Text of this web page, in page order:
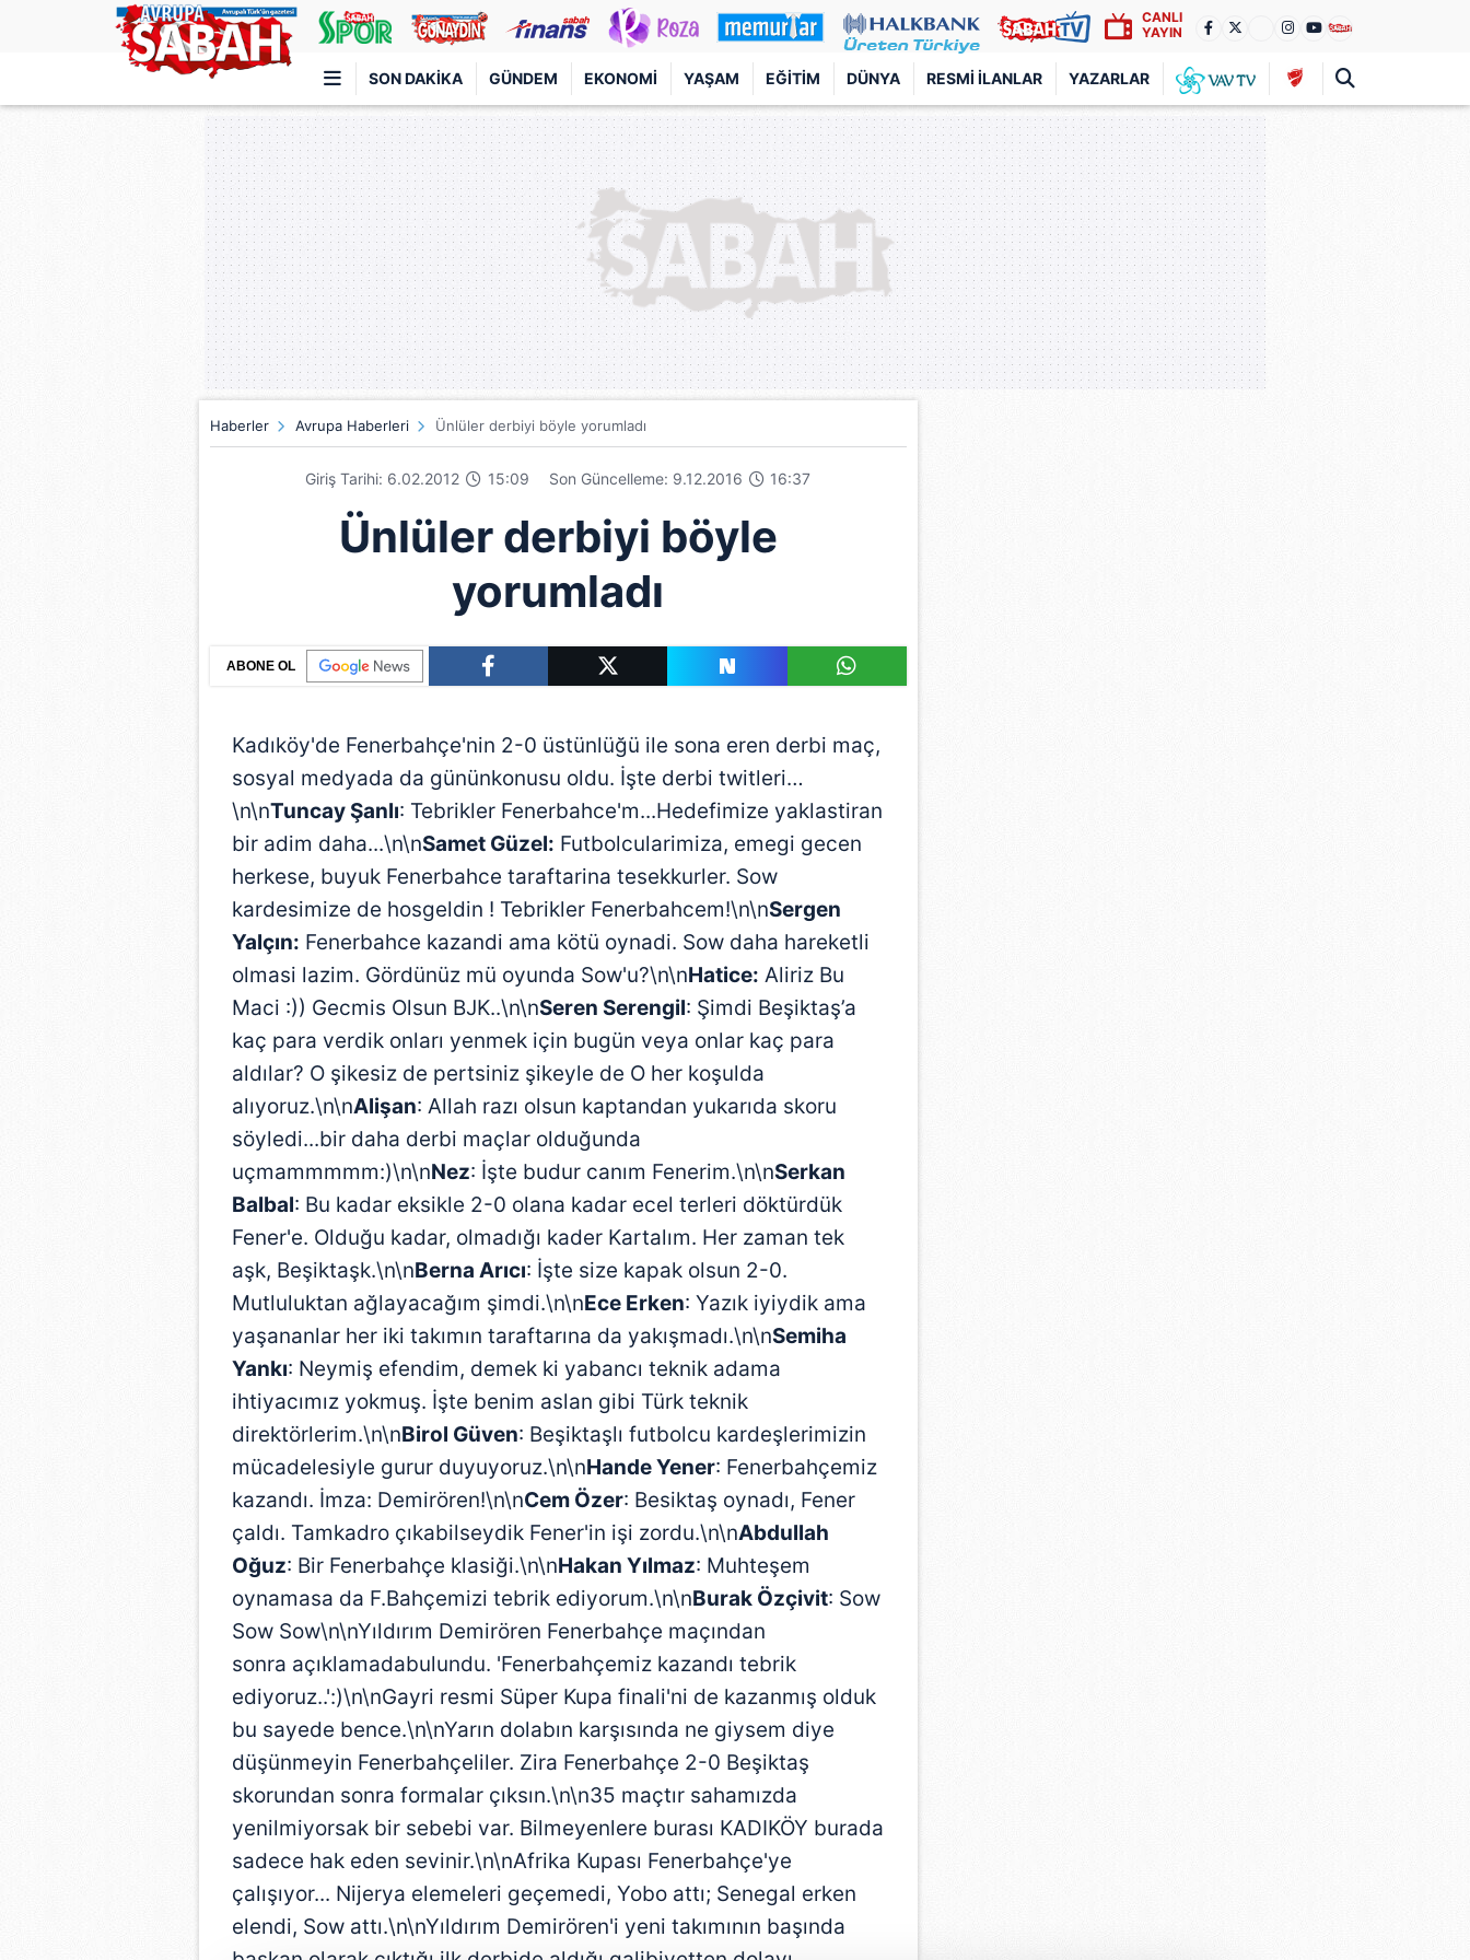
CANLI
YAYIN
SON DAKIKA GÜNDEM EKONOMI YAŞAM EĞITIM DÜNYA RESMI İLANLAR YAZARLAR
Türkiye'nin en iyi haber sitesi
Haberler Avrupa Haberleri Ünlüler derbiyi böyle yorumladı
Giriş Tarihi: 6.02.2012 15:09 Son Güncelleme: 9.12.2016 16:37
Ünlüler derbiyi böyle
yorumladı
ABONE OL
Kadıköy'de Fenerbahçe'nin 2-0 üstünlüğü ile sona eren derbi maç,
sosyal medyada da gününkonusu oldu. İşte derbi twitleri…
\n\nTuncay Şanlı: Tebrikler Fenerbahce'm...Hedefimize yaklastiran
bir adim daha...\n\nSamet Güzel: Futbolcularimiza, emegi gecen
herkese, buyuk Fenerbahce taraftarina tesekkurler. Sow
kardesimize de hosgeldin ! Tebrikler Fenerbahcem!\n\nSergen
Yalçın: Fenerbahce kazandi ama kötü oynadi. Sow daha hareketli
olmasi lazim. Gördünüz mü oyunda Sow'u?\n\nHatice: Aliriz Bu
Maci :)) Gecmis Olsun BJK..\n\nSeren Serengil: Şimdi Beşiktaş’a
kaç para verdik onları yenmek için bugün veya onlar kaç para
aldılar? O şikesiz de pertsiniz şikeyle de O her koşulda
alıyoruz.\n\nAlişan: Allah razı olsun kaptandan yukarıda skoru
söyledi...bir daha derbi maçlar olduğunda
uçmammmmm:)\n\nNez: İşte budur canım Fenerim.\n\nSerkan
Balbal: Bu kadar eksikle 2-0 olana kadar ecel terleri döktürdük
Fener'e. Olduğu kadar, olmadığı kader Kartalım. Her zaman tek
aşk, Beşiktaşk.\n\nBerna Arıcı: İşte size kapak olsun 2-0.
Mutluluktan ağlayacağım şimdi.\n\nEce Erken: Yazık iyiydik ama
yaşananlar her iki takımın taraftarına da yakışmadı.\n\nSemiha
Yankı: Neymiş efendim, demek ki yabancı teknik adama
ihtiyacımız yokmuş. İşte benim aslan gibi Türk teknik
direktörlerim.\n\nBirol Güven: Beşiktaşlı futbolcu kardeşlerimizin
mücadelesiyle gurur duyuyoruz.\n\nHande Yener: Fenerbahçemiz
kazandı. İmza: Demirören!\n\nCem Özer: Besiktaş oynadı, Fener
çaldı. Tamkadro çıkabilseydik Fener'in işi zordu.\n\nAbdullah
Oğuz: Bir Fenerbahçe klasiği.\n\nHakan Yılmaz: Muhteşem
oynamasa da F.Bahçemizi tebrik ediyorum.\n\nBurak Özçivit: Sow
Sow Sow\n\nYıldırım Demirören Fenerbahçe maçından
sonra açıklamadabulundu. 'Fenerbahçemiz kazandı tebrik
ediyoruz..':)\n\nGayri resmi Süper Kupa finali'ni de kazanmış olduk
bu sayede bence.\n\nYarın dolabın karşısında ne giysem diye
düşünmeyin Fenerbahçeliler. Zira Fenerbahçe 2-0 Beşiktaş
skorundan sonra formalar çıksın.\n\n35 maçtır sahamızda
yenilmiyorsak bir sebebi var. Bilmeyenlere burası KADIKÖY burada
sadece hak eden sevinir.\n\nAfrika Kupası Fenerbahçe'ye
çalışıyor... Nijerya elemeleri geçemedi, Yobo attı; Senegal erken
elendi, Sow attı.\n\nYıldırım Demirören'i yeni takımının başında